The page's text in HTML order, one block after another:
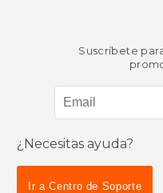
Suscríbete
¿Necesitas ayuda?
Ir a Centro de Soporte